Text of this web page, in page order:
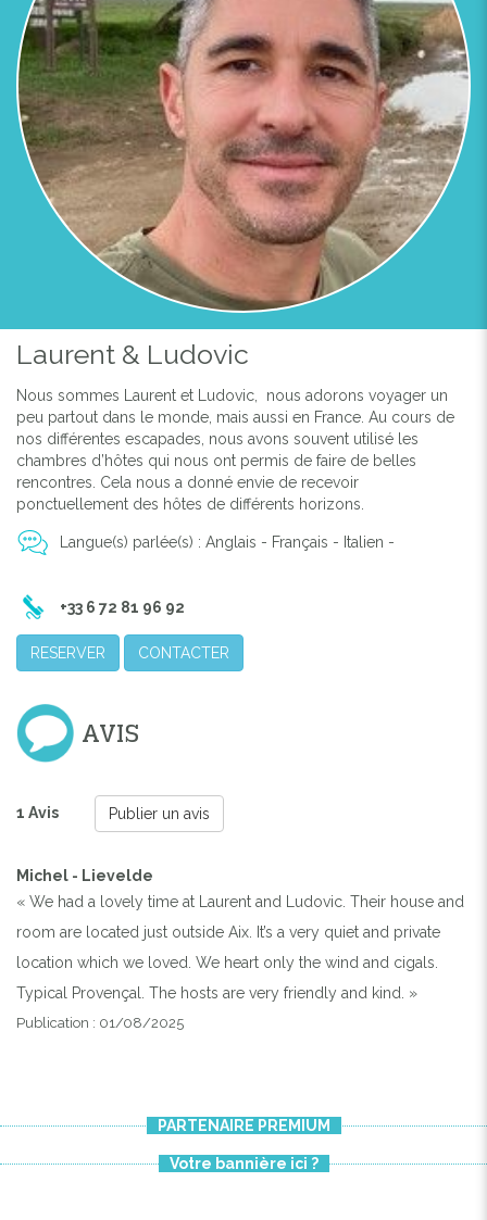
Previous
Laurent & Ludovic
Nous sommes Laurent et Ludovic,
nous adorons voyager un
peu partout dans le monde, mais aussi en France. Au cours de
nos différentes escapades, nous avons souvent utilisé les
chambres d’hôtes qui nous ont permis de faire de belles
rencontres. Cela nous a donné envie de recevoir
ponctuellement des hôtes de différents horizons.
Langue(s) parlée(s) : Anglais - Français - Italien -
+33 6 72 81 96 92
RESERVER CONTACTER
AVIS
1 Avis Publier un avis
Michel - Lievelde
« We had a lovely time at Laurent and Ludovic. Their house and
room are located just outside Aix. It’s a very quiet and private
location which we loved. We heart only the wind and cigals.
Typical Provençal. The hosts are very friendly and kind. »
Publication : 01/08/2025
PARTENAIRE PREMIUM
Votre bannière ici ?